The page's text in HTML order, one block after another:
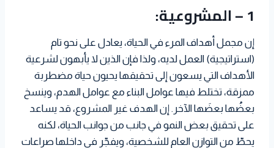
1 – المشروعية:
إن مجمل أهداف المرء في الحياة، يعادل على نحو تام
(استراتيجية) العمل لديه، ولذا فإن الذين لا يأبهون لشرعية
الأهداف التي يسعون إلى تحقيقها يحيون حياة مضطربة
ممزقة، تختلط فيها عوامل البناء مع عوامل الهدم، وينسخ
بعضُها بعضَها الآخر. إن الهدف غير المشروع، قد يساعد
على تحقيق بعض النمو في جانب من جوانب الحياة، لكنه
يحطّ من التوازن العام للشخصية، ويفجّر في داخلها صراعات